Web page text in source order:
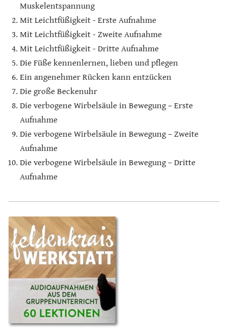
Muskelentspannung
Mit Leichtfüßigkeit - Erste Aufnahme
Mit Leichtfüßigkeit - Zweite Aufnahme
Mit Leichtfüßigkeit - Dritte Aufnahme
Die Füße kennenlernen, lieben und pflegen
Ein angenehmer Rücken kann entzücken
Die große Beckenuhr
Die verbogene Wirbelsäule in Bewegung – Erste
Aufnahme
Die verbogene Wirbelsäule in Bewegung – Zweite
Aufnahme
Die verbogene Wirbelsäule in Bewegung – Dritte
Aufnahme